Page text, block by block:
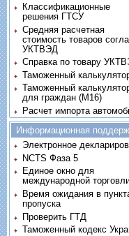
Классификационные
решения ГТСУ
Средняя расчетная
стоимость товаров
УКТВЭД
Справка по товару
Таможенный
Таможенный
для граждан (M16)
Расчет импорта
Информационная
Электронное
NCTS Фаза 5
Единое окно для
международной
Время ожидания в
пропуска
Проверить ГТД
Таможенный кодекс